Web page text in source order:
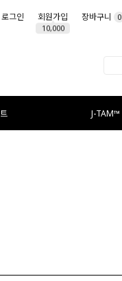
로그인 회원가입
10,000
장바구니 0
J-TAM™